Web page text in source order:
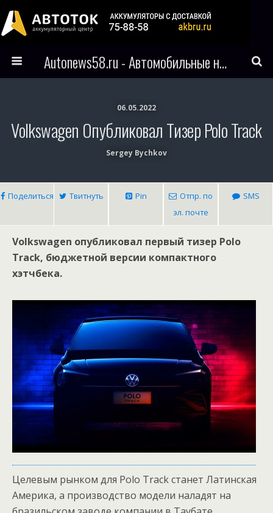
Autonews58.ru - Автомобильные новости Пензы и всего мира
06.05.2022
Volkswagen Опубликовал Тизер Polo Track
Sergey Bychkov
Поделиться Твитнуть Pin
Отпр. по
эл. почте
SMS
Volkswagen опубликовал первый тизер Polo
Track, бюджетной версии компактного
хэтчбека.
Целевым рынком для Polo Track станет Латинская
Америка, а производство модели наладят на